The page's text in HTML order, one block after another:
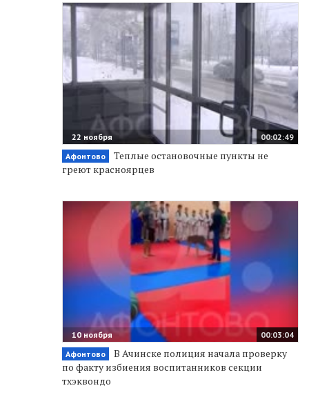
00:02:49
22 ноября
Афонтово
Теплые остановочные пункты не
греют красноярцев
00:03:04
10 ноября
Афонтово
В Ачинске полиция начала проверку
по факту избиения воспитанников секции
тхэквондо